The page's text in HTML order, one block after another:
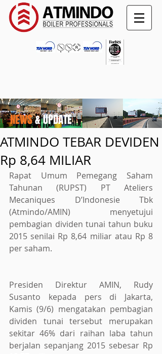
NEWS& UPDATE
ATMINDO TEBAR DEVIDEN
Rp 8,64 MILIAR
Rapat Umum Pemegang Saham
Tahunan (RUPST) PT Ateliers
Mecaniques D’Indonesie Tbk
(Atmindo/AMIN) menyetujui
pembagian dividen tunai tahun buku
2015 senilai Rp 8,64 miliar atau Rp 8
per saham.
Presiden Direktur AMIN, Rudy
Susanto kepada pers di Jakarta,
Kamis (9/6) mengatakan pembagian
dividen tunai tersebut merupakan
sekitar 46% dari raihan laba tahun
berjalan sepanjang 2015 sebesar Rp